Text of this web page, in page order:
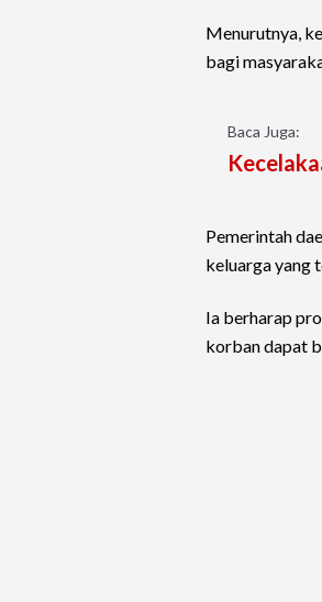
Menurutnya,
bagi
Baca Juga:
Pemerintah
keluarga yang
Ia berharap
korban dapat